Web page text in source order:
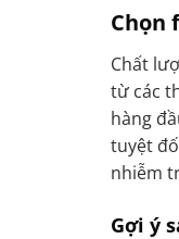
Chọn
Chất
từ các
hàng
tuyệt
nhiễm
Gợi ý